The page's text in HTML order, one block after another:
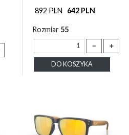
892 PLN 642 PLN
Rozmiar 55
－ ＋
DO KOSZYKA